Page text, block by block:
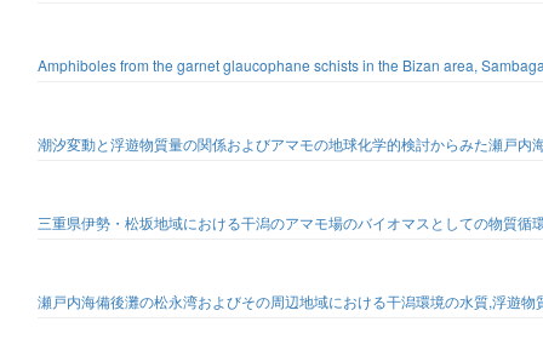
Amphiboles from the garnet glaucophane schists in the Bizan area,
潮汐変動と浮遊物質量の関係およびアマモの地球化学的検討からみた瀬戸内
三重県伊勢・松坂地域における干潟のアマモ場のバイオマスとしての物質循
瀬戸内海備後灘の松永湾およびその周辺地域における干潟環境の水質,浮遊